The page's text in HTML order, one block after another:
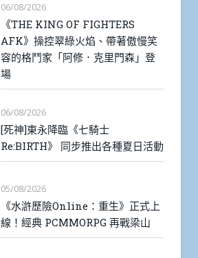
06/08/2026
《THE KING OF FIGHTERS
AFK》操控翠綠火焰、帶著傲慢笑
容的格鬥家「阿修．克里門森」登
場
06/08/2026
[死神]東永降臨《七騎士
Re:BIRTH》 同步推出各種夏日活動
05/08/2026
《水滸歷險Online：重生》正式上
線！經典 PCMMORPG 再戰梁山